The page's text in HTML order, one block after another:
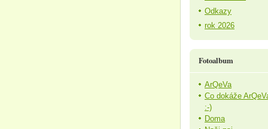
Odkazy
rok 2026
Fotoalbum
ArQeVa
Co dokáže
:-)
Doma